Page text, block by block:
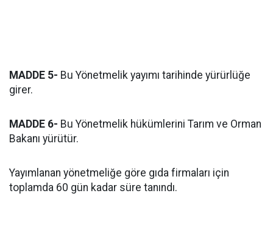
MADDE 5- Bu Yönetmelik yayımı tarihinde yürürlüğe
girer.
MADDE 6- Bu Yönetmelik hükümlerini Tarım ve Orman
Bakanı yürütür.
Yayımlanan yönetmeliğe göre gıda firmaları için
toplamda 60 gün kadar süre tanındı.